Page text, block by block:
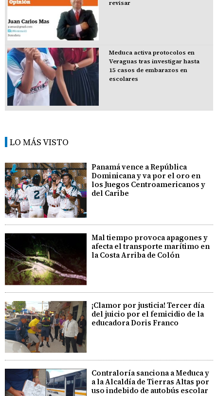
revisar
Meduca activa protocolos en
Veraguas tras investigar hasta
15 casos de embarazos en
escolares
LO MÁS VISTO
Panamá vence a República
Dominicana y va por el oro en
los Juegos Centroamericanos y
del Caribe
Mal tiempo provoca apagones y
afecta el transporte marítimo en
la Costa Arriba de Colón
¡Clamor por justicia! Tercer día
del juicio por el femicidio de la
educadora Doris Franco
Contraloría sanciona a Meduca y
a la Alcaldía de Tierras Altas por
uso indebido de autobús escolar